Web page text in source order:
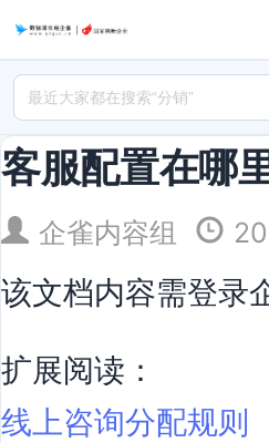
客服配置在哪
企雀内容组
该文档内容需登录
扩展阅读：
线上咨询分配规则